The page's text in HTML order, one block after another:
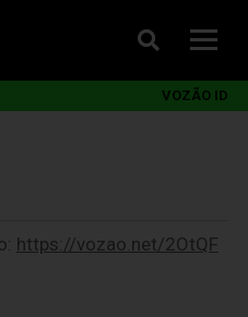
VOZÃO ID
https://vozao.net/2OtQF